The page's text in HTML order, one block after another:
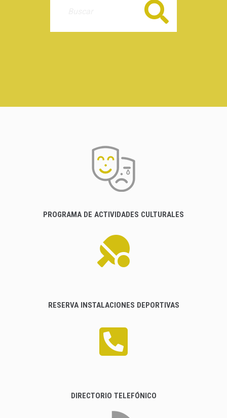
Buscar
PROGRAMA DE ACTIVIDADES CULTURALES
RESERVA INSTALACIONES DEPORTIVAS
DIRECTORIO TELEFÓNICO